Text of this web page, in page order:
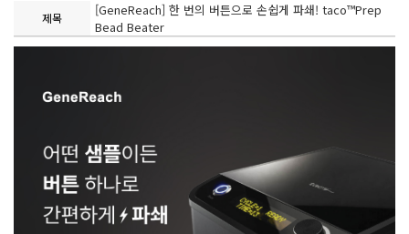
제목
[GeneReach] 한 번의 버튼으로 손쉽게 파쇄! taco™Prep
Bead Beater